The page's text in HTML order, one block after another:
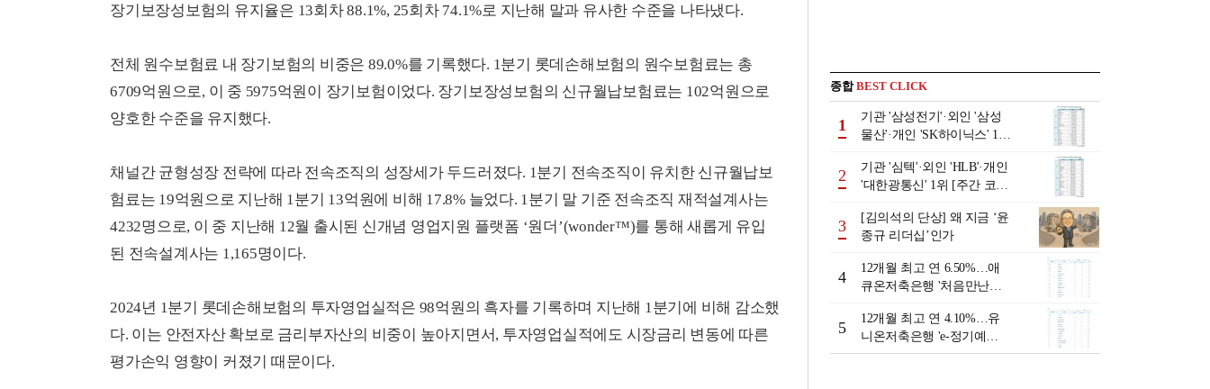
장기보장성보험의 유지율은 13회차 88.1%, 25회차 74.1%로 지난해 말과 유사한 수준을 나타냈다.
전체 원수보험료 내 장기보험의 비중은 89.0%를 기록했다. 1분기 롯데손해보험의 원수보험료는 총
6709억원으로, 이 중 5975억원이 장기보험이었다. 장기보장성보험의 신규월납보험료는 102억원으로
양호한 수준을 유지했다.
채널간 균형성장 전략에 따라 전속조직의 성장세가 두드러졌다. 1분기 전속조직이 유치한 신규월납보
험료는 19억원으로 지난해 1분기 13억원에 비해 17.8% 늘었다. 1분기 말 기준 전속조직 재적설계사는
4232명으로, 이 중 지난해 12월 출시된 신개념 영업지원 플랫폼 ‘원더’(wonder™)를 통해 새롭게 유입
된 전속설계사는 1,165명이다.
2024년 1분기 롯데손해보험의 투자영업실적은 98억원의 흑자를 기록하며 지난해 1분기에 비해 감소했
다. 이는 안전자산 확보로 금리부자산의 비중이 높아지면서, 투자영업실적에도 시장금리 변동에 따른
평가손익 영향이 커졌기 때문이다.
종합BEST CLICK
1
기관 '삼성전기'·외인 '삼성
물산'·개인 'SK하이닉스' 1위
년 8월3일~8월7일]
2
기관 '심텍'·외인 'HLB'·개인
'대한광통신' 1위 [주간 코스
월7일]
3
[김의석의 단상] 왜 지금 ‘윤
종규 리더십’인가
4
12개월 최고 연 6.50%…애
큐온저축은행 '처음만난적
리-8월 2주]
5
12개월 최고 연 4.10%…유
니온저축은행 'e-정기예
금'[이주의 저축은행 예금금